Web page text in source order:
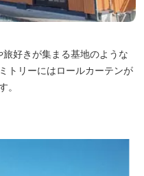
好きが集まる基地のような
トリーにはロールカーテンが